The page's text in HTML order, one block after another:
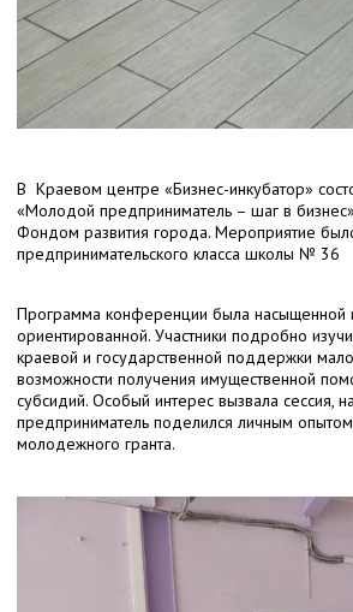
В Краевом центре «Бизнес-инкубатор»
«Молодой предприниматель – шаг в
Фондом развития города. Мероприятие
предпринимательского класса школы № 36
Программа конференции была насыщенной
ориентированной. Участники подробно
краевой и государственной поддержки
возможности получения имущественной
субсидий. Особый интерес вызвала сессия,
предприниматель поделился личным
молодежного гранта.